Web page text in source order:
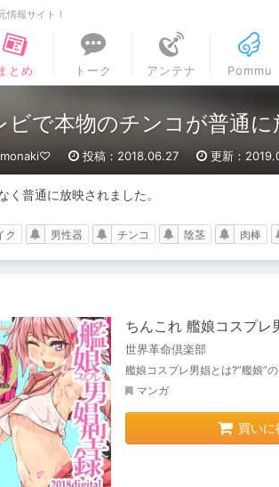
情報サイト！
ネル
まとめ
トーク アンテナ Pommu
ビで本物のチンコが普通に
投稿：2018.06.27 更新：
く普通に放映されました。
ク 男性器 チンコ 陰茎 肉棒
ちんこれ 艦娘コスプレ
世界革命倶楽部
艦娘コスプレ男娼とは?”艦娘”
マンガ
買いに